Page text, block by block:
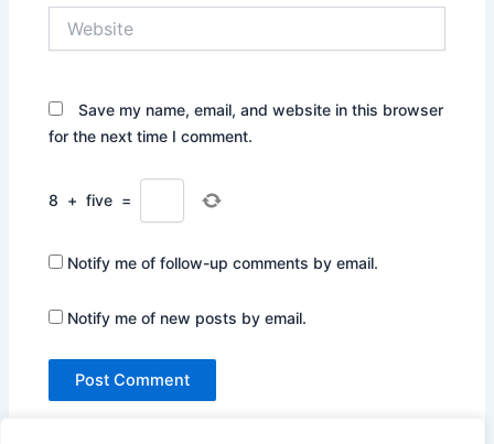
Save my name, email, and website in this browser
for the next time I comment.
8 + five =
Notify me of follow-up comments by email.
Notify me of new posts by email.